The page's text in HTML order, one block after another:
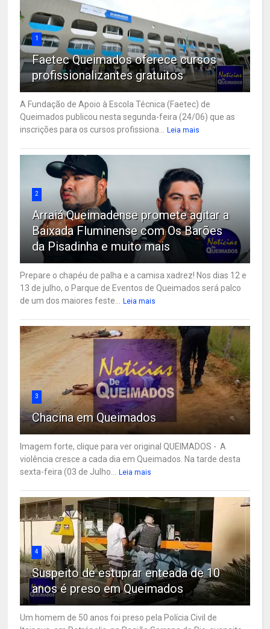
1
Faetec Queimados oferece cursos
profissionalizantes gratuitos
A Fundação de Apoio à Escola Técnica (Faetec) de
Queimados publicou nesta segunda-feira (24/06) que as
inscrições para os cursos profissiona...
Leia mais
2
Arraiá Queimadense promete agitar a
Baixada Fluminense com Os Barões
da Pisadinha e muito mais
Prepare o chapéu de palha e a camisa xadrez! Nos dias 12 e
13 de julho, o Parque de Eventos de Queimados será palco
de um dos maiores feste...
Leia mais
3
Chacina em Queimados
Imagem forte, clique para ver original QUEIMADOS - A
violência cresce a cada dia em Queimados. Na tarde desta
sexta-feira (03 de Julho...
Leia mais
4
Suspeito de estuprar enteada de 10
anos é preso em Queimados
Um homem de 50 anos foi preso pela Polícia Civil de